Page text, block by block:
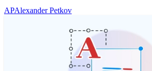
APAlexander Petkov